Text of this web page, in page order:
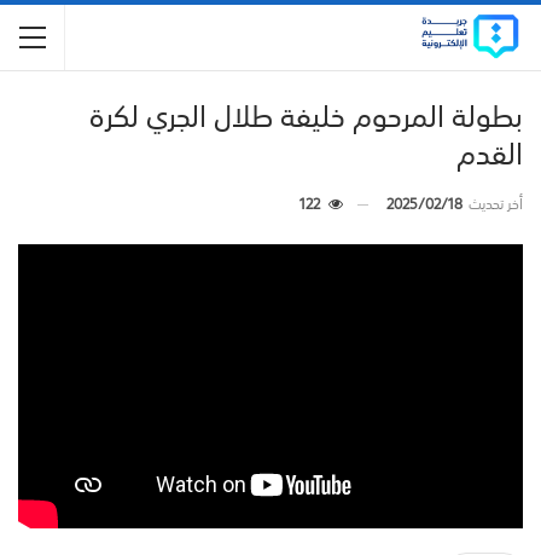
بطولة المرحوم خليفة طلال الجري لكرة
القدم
أخر تحديث2025/02/18
122